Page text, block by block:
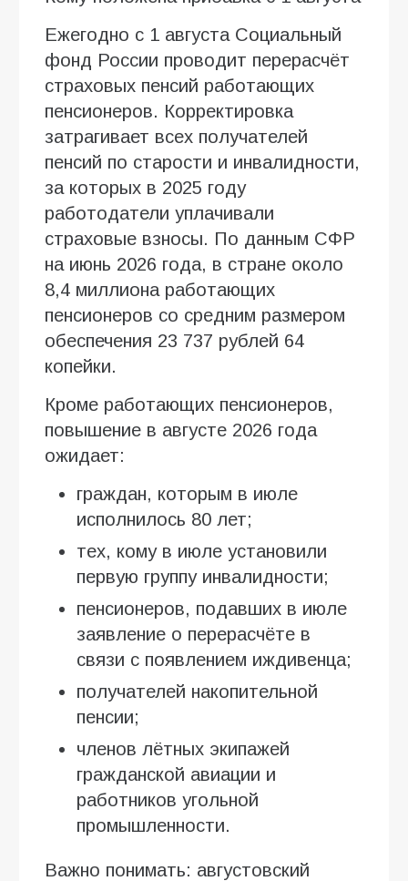
Ежегодно с 1 августа Социальный
фонд России проводит перерасчёт
страховых пенсий работающих
пенсионеров. Корректировка
затрагивает всех получателей
пенсий по старости и инвалидности,
за которых в 2025 году
работодатели уплачивали
страховые взносы. По данным СФР
на июнь 2026 года, в стране около
8,4 миллиона работающих
пенсионеров со средним размером
обеспечения 23 737 рублей 64
копейки.
Кроме работающих пенсионеров,
повышение в августе 2026 года
ожидает:
граждан, которым в июле
исполнилось 80 лет;
тех, кому в июле установили
первую группу инвалидности;
пенсионеров, подавших в июле
заявление о перерасчёте в
связи с появлением иждивенца;
получателей накопительной
пенсии;
членов лётных экипажей
гражданской авиации и
работников угольной
промышленности.
Важно понимать: августовский